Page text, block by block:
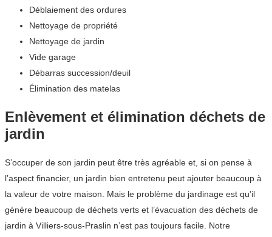
Déblaiement des ordures
Nettoyage de propriété
Nettoyage de jardin
Vide garage
Débarras succession/deuil
Élimination des matelas
Enlèvement et élimination déchets de
jardin
S’occuper de son jardin peut être très agréable et, si on pense à
l’aspect financier, un jardin bien entretenu peut ajouter beaucoup à
la valeur de votre maison. Mais le problème du jardinage est qu’il
génère beaucoup de déchets verts et l’évacuation des déchets de
jardin à Villiers-sous-Praslin n’est pas toujours facile. Notre